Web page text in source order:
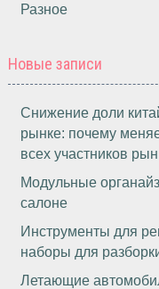
Разное
Новые записи
Снижение доли
рынке: почему
всех участников
Модульные
салоне
Инструменты для
наборы для
Летающие